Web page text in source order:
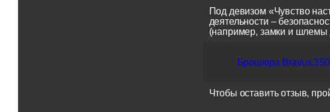
Под девизом «Чувство
деятельности –
(например, замки и шлемы
Брошюра
Чтобы оставить отзыв,